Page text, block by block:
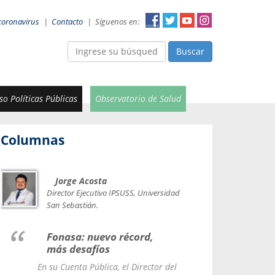
| Contacto | Síguenos en:
Buscar
Políticas Públicas Observatorio de Salud
Columnas
Jorge Acosta
Director Ejecutivo IPSUSS, Universidad
San Sebastián.
Fonasa: nuevo récord,
más desafíos
En su Cuenta Pública, el Director del